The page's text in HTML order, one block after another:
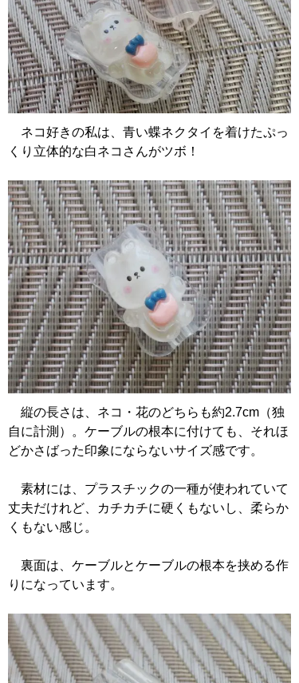
ネコ好きの私は、青い蝶ネクタイを着けたぷっ
くり立体的な白ネコさんがツボ！
縦の長さは、ネコ・花のどちらも約2.7cm（独
自に計測）。ケーブルの根本に付けても、それほ
どかさばった印象にならないサイズ感です。
素材には、プラスチックの一種が使われていて
丈夫だけれど、カチカチに硬くもないし、柔らか
くもない感じ。
裏面は、ケーブルとケーブルの根本を挟める作
りになっています。